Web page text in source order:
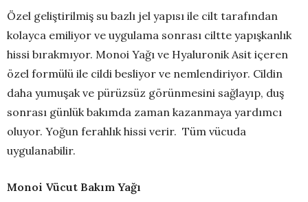
Özel geliştirilmiş su bazlı jel yapısı ile cilt tarafından
kolayca emiliyor ve uygulama sonrası ciltte yapışkanlık
hissi bırakmıyor. Monoi Yağı ve Hyaluronik Asit içeren
özel formülü ile cildi besliyor ve nemlendiriyor. Cildin
daha yumuşak ve pürüzsüz görünmesini sağlayıp, duş
sonrası günlük bakımda zaman kazanmaya yardımcı
oluyor. Yoğun ferahlık hissi verir. Tüm vücuda
uygulanabilir.
Monoi Vücut Bakım Yağı